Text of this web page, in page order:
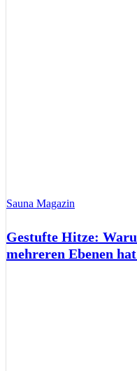
Sauna Magazin
Gestufte Hitze:
mehreren Ebenen